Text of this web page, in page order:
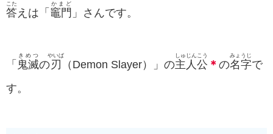
答
こた
えは「 竈門
かまど
」さんです。
「 鬼滅
きめつ
の刃
やいば
（Demon Slayer）」の主人公
しゅじんこう
＊ の名字
みょうじ
で
す。